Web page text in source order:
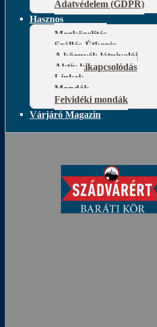
Adatvédelem (GDPR)
Hasznos
Megközelítés
Szállás-Étkezés
A környék látnivalói
Aktív kikapcsolódás
Linkek
Mondák
Felvidéki mondák
Várjáró Magazin